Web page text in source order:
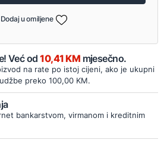
Dodaj u omiljene
Već od10,41 KM mjesečno.
na rate po istoj cijeni, ako je ukupni
preko 100,00 KM.
bankarstvom, virmanom i kreditnim